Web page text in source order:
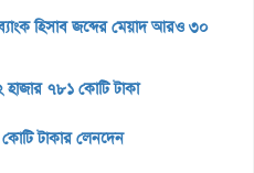
হিসাব জব্দের মেয়াদ আরও ৩০
হাজার ৭৮১ কোটি টাকা
কোটি টাকার লেনদেন